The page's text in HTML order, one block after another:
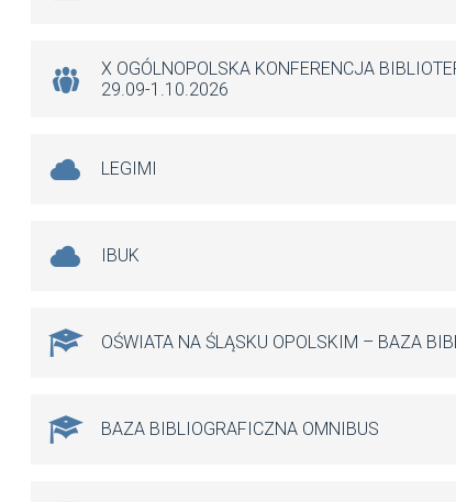
X OGÓLNOPOLSKA KONFERENCJA
29.09-1.10.2026
LEGIMI
IBUK
OŚWIATA NA ŚLĄSKU OPOLSKIM – BAZA
BAZA BIBLIOGRAFICZNA OMNIBUS